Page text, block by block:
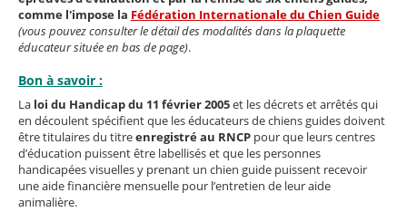
comme l'impose la Fédération Internationale du Chien Guide
(vous pouvez consulter le détail des modalités dans la plaquette
éducateur située en bas de page).
Bon à savoir :
La loi du Handicap du 11 février 2005et les décrets et arrêtés qui
en découlent spécifient que les éducateurs de chiens guides doivent
être titulaires du titreenregistré au RNCP pour que leurs centres
d’éducation puissent être labellisés et que les personnes
handicapées visuelles y prenant un chien guide puissent recevoir
une aide financière mensuelle pour l’entretien de leur aide
animalière.